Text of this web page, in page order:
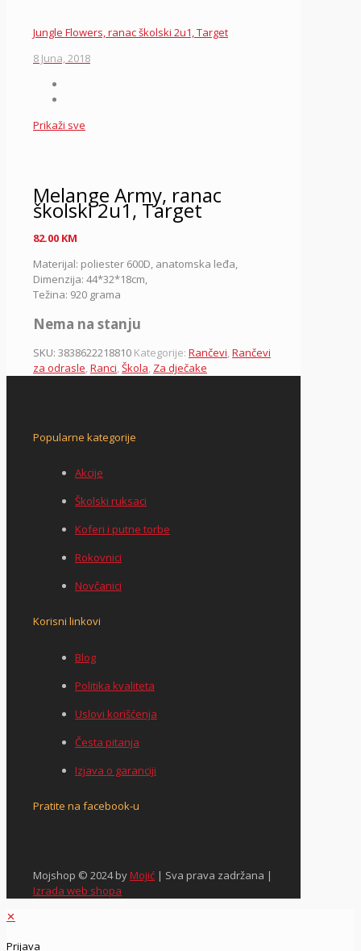
Jungle Flowers, ranac školski 2u1, Target
8 Juna, 2018
Prikaži sve
Melange Army, ranac
školski 2u1, Target
82.00 KM
Materijal: poliester 600D, anatomska leđa,
Dimenzija: 44*32*18cm,
Težina: 920 grama
Nema na stanju
SKU: 3838622218810 Kategorije: Rančevi,Rančevi
za odrasle,Ranci,Škola, Za dječake
Popularne kategorije
Akcije
Školski ruksaci
Koferi i putne torbe
Rokovnici
Novčanici
Korisni linkovi
Blog
Politika kvaliteta
Uslovi korišćenja
Česta pitanja
Izjava o garanciji
Pratite na facebook-u
Mojshop © 2024 byMojić | Sva prava zadržana |
Izrada web shopa
✕
Prijava